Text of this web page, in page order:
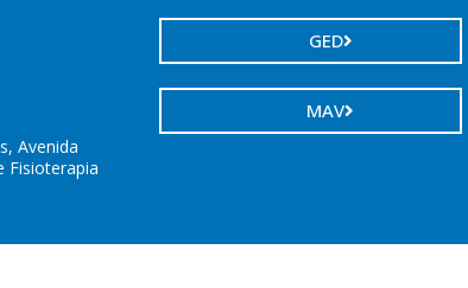
Avenida
Fisioterapia
GED
MAV